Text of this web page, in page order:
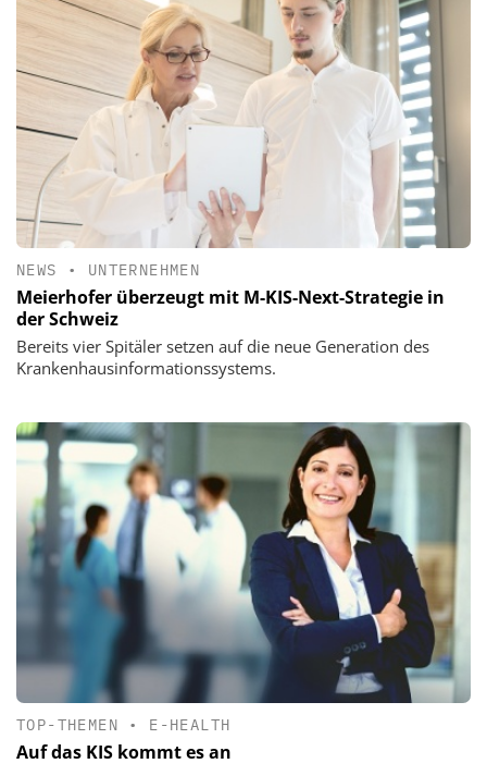
NEWS • UNTERNEHMEN
Meierhofer überzeugt mit M-KIS-Next-Strategie in
der Schweiz
Bereits vier Spitäler setzen auf die neue Generation des
Krankenhausinformationssystems.
TOP-THEMEN • E-HEALTH
Auf das KIS kommt es an